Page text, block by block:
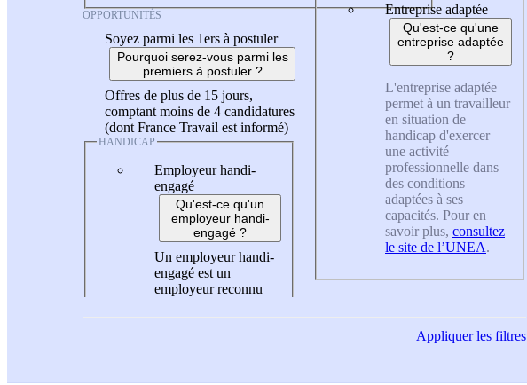
OPPORTUNITÉS
Soyez parmi les 1ers à postuler
Pourquoi serez-vous parmi les
premiers à postuler ?
Offres de plus de 15 jours,
comptant moins de 4 candidatures
(dont France Travail est informé)
HANDICAP
Employeur handi-
engagé
Qu'est-ce qu'un
employeur handi-
engagé ?
Un employeur handi-
engagé est un
employeur reconnu
Entreprise adaptée
Qu'est-ce qu'une
entreprise adaptée
?
L'entreprise adaptée
permet à un travailleur
en situation de
handicap d'exercer
une activité
professionnelle dans
des conditions
adaptées à ses
capacités. Pour en
savoir plus, consultez
le site de l’UNEA.
Appliquerles filtres